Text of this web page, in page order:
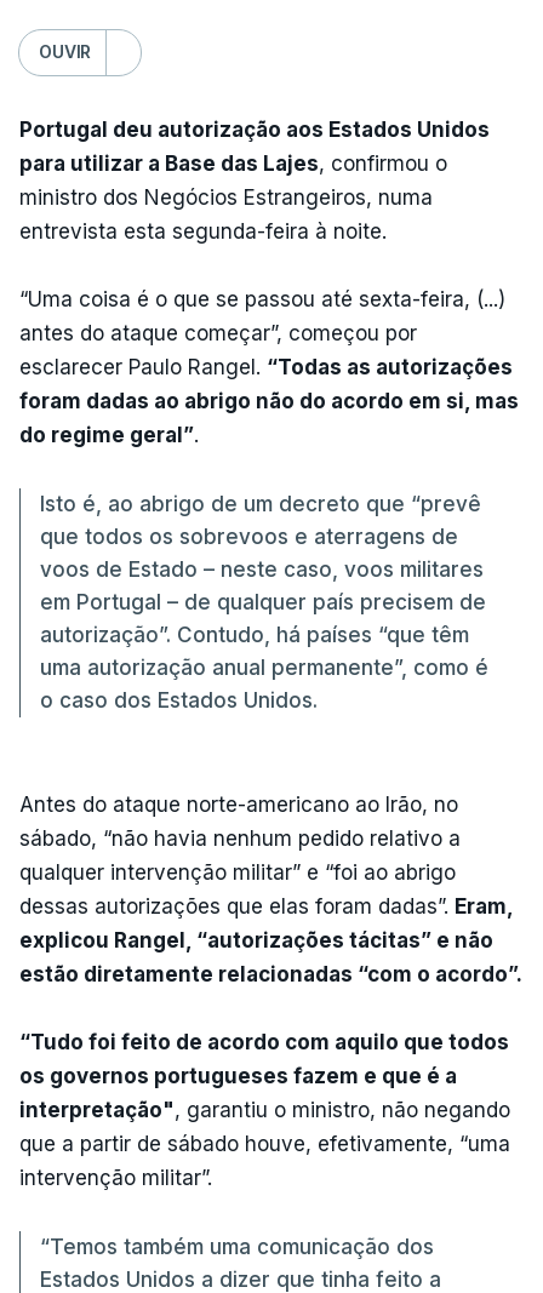
OUVIR
Portugal deu autorização aos Estados Unidos
para utilizar a Base das Lajes, confirmou o
ministro dos Negócios Estrangeiros, numa
entrevista esta segunda-feira à noite.
“Uma coisa é o que se passou até sexta-feira, (...)
antes do ataque começar”, começou por
esclarecer Paulo Rangel. “Todas as autorizações
foram dadas ao abrigo não do acordo em si, mas
do regime geral”.
Isto é, ao abrigo de um decreto que “prevê
que todos os sobrevoos e aterragens de
voos de Estado – neste caso, voos militares
em Portugal – de qualquer país precisem de
autorização”. Contudo, há países “que têm
uma autorização anual permanente”, como é
o caso dos Estados Unidos.
Antes do ataque norte-americano ao Irão, no
sábado, “não havia nenhum pedido relativo a
qualquer intervenção militar” e “foi ao abrigo
dessas autorizações que elas foram dadas”. Eram,
explicou Rangel, “autorizações tácitas” e não
estão diretamente relacionadas “com o acordo”.
“Tudo foi feito de acordo com aquilo que todos
os governos portugueses fazem e que é a
interpretação", garantiu o ministro, não negando
que a partir de sábado houve, efetivamente, “uma
intervenção militar”.
“Temos também uma comunicação dos
Estados Unidos a dizer que tinha feito a